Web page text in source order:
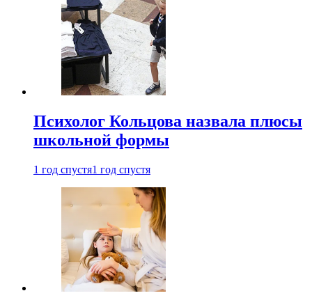
Психолог Кольцова назвала плюсы
школьной формы
1 год спустя1 год спустя